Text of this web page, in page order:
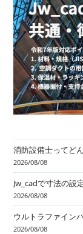
消防設備士ってど
2026/08/08
Jw_cadで寸法の設
2026/08/08
ウルトラファイン
2026/08/08